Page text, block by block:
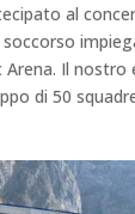
al
Arena. Il nostro
di 50